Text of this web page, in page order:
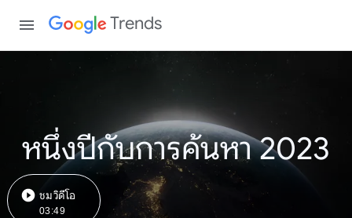
Trends
หนึ่งปีกับการค้นหา 2023
ชมวิดีโอ
03:49